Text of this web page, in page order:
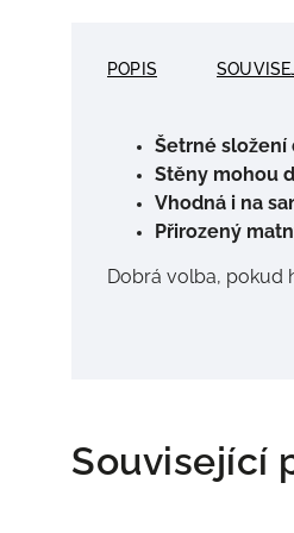
POPIS
Šetrné složení
Stěny mohou
Vhodná i na
Přirozený
Dobrá volba, pokud
Související